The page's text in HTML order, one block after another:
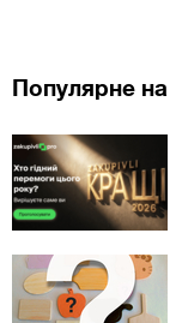
Популярне на